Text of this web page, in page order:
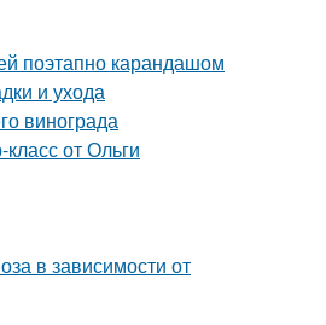
поэтапно карандашом
и ухода
винограда
от Ольги
в зависимости от